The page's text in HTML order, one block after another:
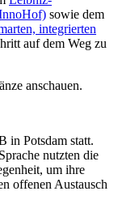
sowie dem
integrierten
auf dem Weg zu
anschauen.
in Potsdam statt.
nutzten die
um ihre
offenen Austausch